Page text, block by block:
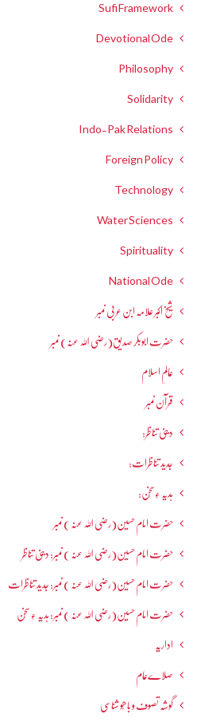
Sufi Framework
Devotional Ode
Philosophy
Solidarity
Indo-Pak Relations
Foreign Policy
Technology
Water Sciences
Spirituality
National Ode
شیخ اکبر علامہ ابن عربی نمبر
حضرت ابوبکر صدیق(رضی اللہ عنہ) نمبر
عالمِ اسلام
قرآن نمبر
دینی تناظر:
جدید تناظرات:
ہدیہ ءِسُخن:
حضرت امام حسین(رضی اللہ عنہ ) نمبر
حضرت امام حسین(رضی اللہ عنہ ) نمبر: دینی تناظر
حضرت امام حسین(رضی اللہ عنہ ) نمبر: جدید تناظرات
حضرت امام حسین(رضی اللہ عنہ ) نمبر: ہدیہ ءِ سُخن
اداریہ
صلاےعام
گوشہ تصوف و باھُو شناسی